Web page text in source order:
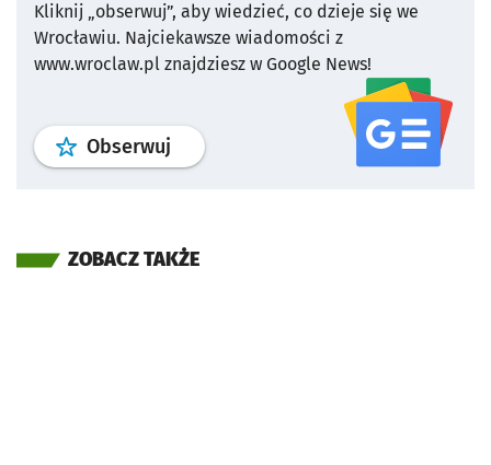
Kliknij „obserwuj”, aby wiedzieć, co dzieje się we
Wrocławiu. Najciekawsze wiadomości z
www.wroclaw.pl znajdziesz w Google News!
Obserwuj profil serwisu
ZOBACZ TAKŻE